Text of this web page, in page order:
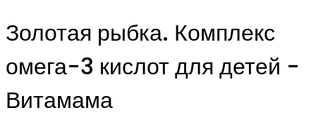
Золотая рыбка. Комплекс
омега-3 кислот для детей -
Витамама